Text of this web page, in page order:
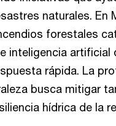
naturales. En
forestales
inteligencia artificial
rápida. La
busca mitigar
hídrica de la